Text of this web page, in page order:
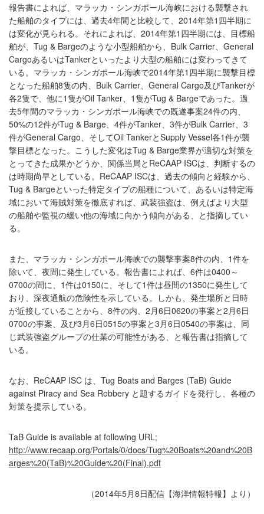
報告書によれば、マラッカ・シンガポール海峡における襲撃され
た船舶のタイプには、過去4年間と比較して、2014年第1四半期に
は変化が見られる。それによれば、2014年第1四半期には、目標船
舶が、Tug & Bargeのような小型船舶から、Bulk Carrier、General
CargoあるいはTankerといったより大型の船舶には変わってきて
いる。マラッカ・シンガポール海峡で2014年第1四半期に襲撃目標
となった船舶8隻の内、Bulk Carrier、General Cargo及びTankerが
各2隻で、他に1隻がOil Tanker、1隻がTug & Bargeであった。過
去5年間のマラッカ・シンガポール海峡での既遂事案24件の内、
50%の12件がTug & Barge、4件がTanker、3件がBulk Carrier、3
件がGeneral Cargo、そしてOil TankerとSupply Vessel各1件が襲
撃目標となった。こうした変化はTug & Barge業界が適切な対策を
とってきた成果かどうか、関係当局とReCAAP ISCは、判断するの
は時期尚早としている。ReCAAP ISCは、過去の傾向と経験から、
Tug & Bargeといった特定タイプの船種について、あるいは特定海
域において海賊対策を徹底すれば、武装強盗は、例えばより大型
の船舶や監視の緩い他の海域に向かう傾向がある、と指摘してい
る。
また、マラッカ・シンガポール海峡での襲撃事案8件の内、1件を
除いて、夜間に発生している。報告書によれば、6件は0400～
0700の間に、1件は0150に、そして1件は昼間の1350に発生して
おり、深夜通航の危険性を示している。しかも、発生場所と日時
が近接していることから、8件の内、2月6日0620の事案と2月6日
0700の事案、及び3月6日0515の事案と3月6日0540の事案は、同
じ武装強盗グループの仕業の可能性がある、と報告書は指摘して
いる。
なお、ReCAAP ISC は、Tug Boats and Barges (TaB) Guide
against Piracy and Sea Robbery と題するガイドを発行し、各種の
対策を提示している。
TaB Guide is available at following URL;
http://www.recaap.org/Portals/0/docs/Tug%20Boats%20and%20B
arges%20(TaB)%20Guide%20(Final).pdf
（2014年5月8日配信【海洋情報特報】より）